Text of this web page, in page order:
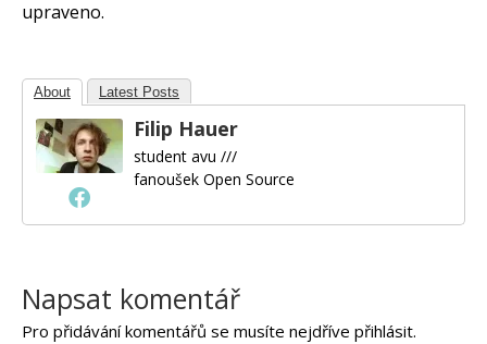
upraveno.
About Latest Posts
Filip Hauer
student avu ///
fanoušek Open Source
Napsat komentář
Pro přidávání komentářů se musíte nejdříve přihlásit.